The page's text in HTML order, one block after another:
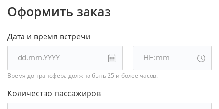
Оформить заказ
Дата и время встречи
Время до трансфера должно быть 25 и более часов.
Количество пассажиров